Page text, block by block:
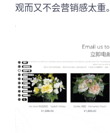
观而又不会营销感太重。